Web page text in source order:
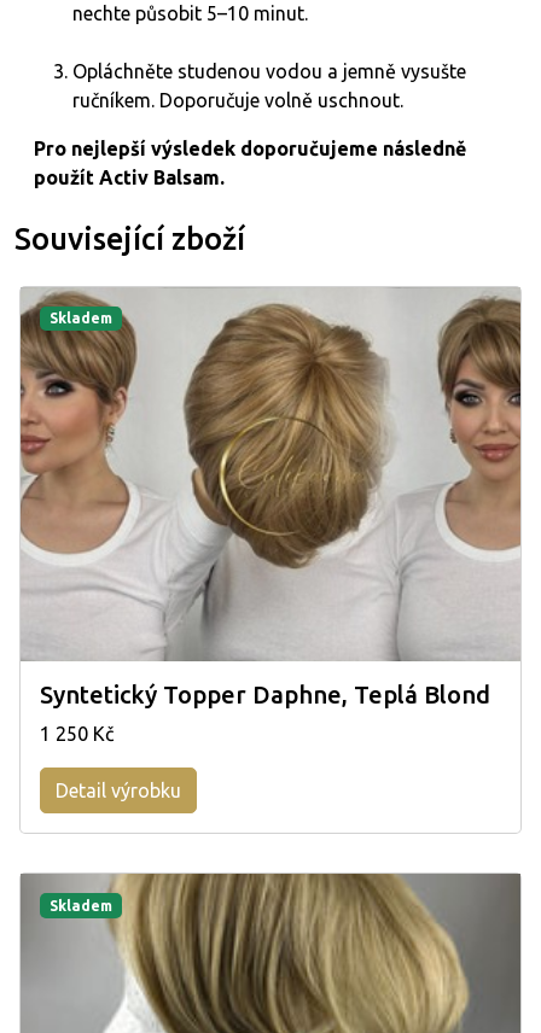
nechte působit 5–10 minut.
Opláchněte studenou vodou a jemně vysušte
ručníkem. Doporučuje volně uschnout.
Pro nejlepší výsledek doporučujeme následně
použít Activ Balsam.
Související zboží
Skladem
Syntetický Topper Daphne, Teplá Blond
1 250 Kč
Detail výrobku
Skladem